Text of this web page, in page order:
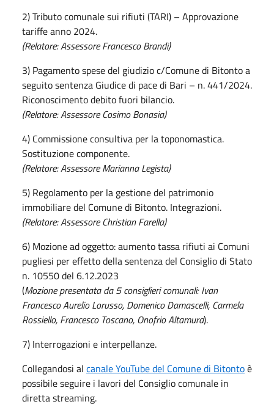
2) Tributo comunale sui rifiuti (TARI) – Approvazione
tariffe anno 2024.
(Relatore: Assessore Francesco Brandi)
3) Pagamento spese del giudizio c/Comune di Bitonto a
seguito sentenza Giudice di pace di Bari – n. 441/2024.
Riconoscimento debito fuori bilancio.
(Relatore: Assessore Cosimo Bonasia)
4) Commissione consultiva per la toponomastica.
Sostituzione componente.
(Relatore: Assessore Marianna Legista)
5) Regolamento per la gestione del patrimonio
immobiliare del Comune di Bitonto. Integrazioni.
(Relatore: Assessore Christian Farella)
6) Mozione ad oggetto: aumento tassa rifiuti ai Comuni
pugliesi per effetto della sentenza del Consiglio di Stato
n. 10550 del 6.12.2023
(Mozione presentata da 5 consiglieri comunali: Ivan
Francesco Aurelio Lorusso, Domenico Damascelli, Carmela
Rossiello, Francesco Toscano, Onofrio Altamura).
7) Interrogazioni e interpellanze.
Collegandosi al canale YouTube del Comune di Bitontoè
possibile seguire i lavori del Consiglio comunale in
diretta streaming.